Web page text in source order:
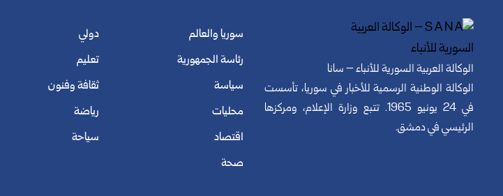
الوكالة العربية السورية للأنباء – سانا
الوكالة الوطنية الرسمية للأخبار في سوريا، تأسست
في 24 يونيو 1965. تتبع وزارة الإعلام، ومركزها
الرئيسي في دمشق.
سوريا والعالم
رئاسة الجمهورية
سياسة
محليات
اقتصاد
صحة
دولي
تعليم
ثقافة وفنون
رياضة
سياحة